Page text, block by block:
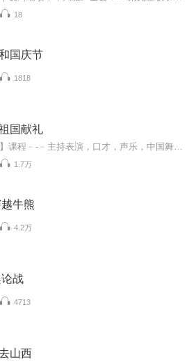
18
国庆节
1818
国献礼
1.7万
牛熊
4.2万
战
4713
山西